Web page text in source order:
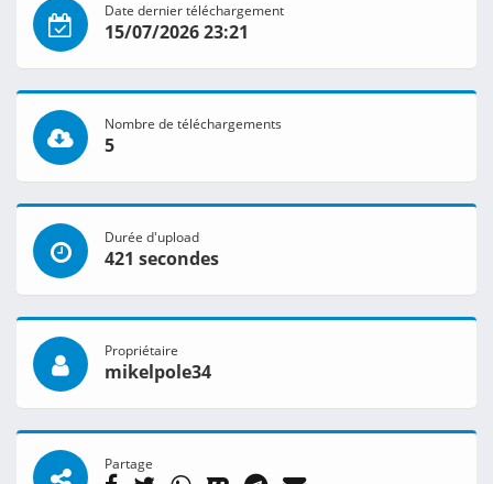
Date dernier téléchargement
15/07/2026 23:21
Nombre de téléchargements
5
Durée d'upload
421 secondes
Propriétaire
mikelpole34
Partage